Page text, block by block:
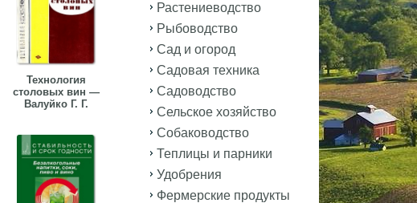
Технология
столовых вин —
Валуйко Г. Г.
Растениеводство
Рыбоводство
Сад и огород
Садовая техника
Садоводство
Сельское хозяйство
Собаководство
Теплицы и парники
Удобрения
Фермерские продукты